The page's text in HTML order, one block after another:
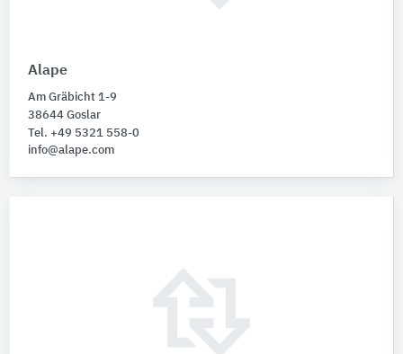
Alape
Am Gräbicht 1-9
38644 Goslar
Tel. +49 5321 558-0
info@alape.com